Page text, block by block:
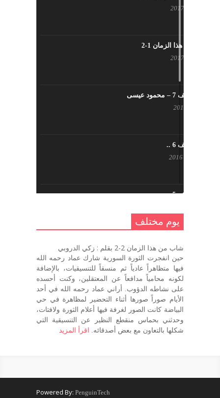
شاب من هذا الزمان 1-2
يوم مختلف 7 – محمود عيسى
يوم مختلف 6 ..
يوم مختلف 5 ..
يوم مختلف …
يوم مختلف 3
يوم مختلف
شاب من هذا الزمان 2-2 بقلم : زكي الدروبي
حين انفجرت الثورة السورية شارك عماد رحمه الله
فيها متظاهراً عادياً ثم منسقاً للتنسيقيات، بالإضافة
لكونه محامياً مدافعاً عن المعتقلين، وكنت أحسده
على نشاطه الدؤوب. أراني عماد رحمه الله في أحد
الأيام صوراً صورها أثناء التحضير لمظاهرة في حي
البياضة كانت الصور لغرفة فيها أعلام الثورة ولافتات،
وحدثني بحماس منقطع النظير عن التنسيقية التي
شكلها بالتعاون مع بعض أصدقائه. اقرأ المزيد
Powered By: PenguinTech